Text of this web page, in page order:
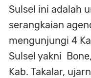
Sulsel ini adalah
serangkaian
mengunjungi 4
Sulsel yakni
Kab. Takalar,